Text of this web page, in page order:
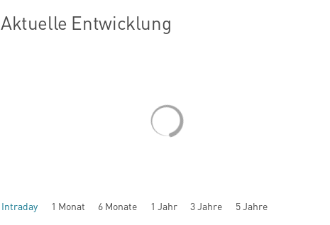
Aktuelle Entwicklung
Intraday 1 Monat 6 Monate 1 Jahr 3 Jahre 5 Jahre